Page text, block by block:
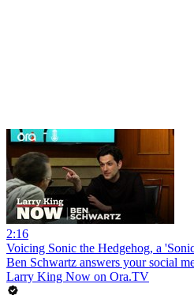
2:16
Voicing Sonic the Hedgehog, a
Ben Schwartz answers your social
Larry King Now on Ora.TV